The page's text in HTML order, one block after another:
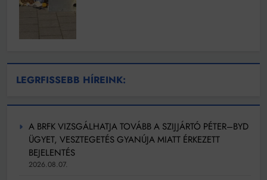
LEGRFISSEBB HÍREINK:
A BRFK VIZSGÁLHATJA TOVÁBB A SZIJJÁRTÓ PÉTER–BYD
ÜGYET, VESZTEGETÉS GYANÚJA MIATT ÉRKEZETT
BEJELENTÉS
2026.08.07.